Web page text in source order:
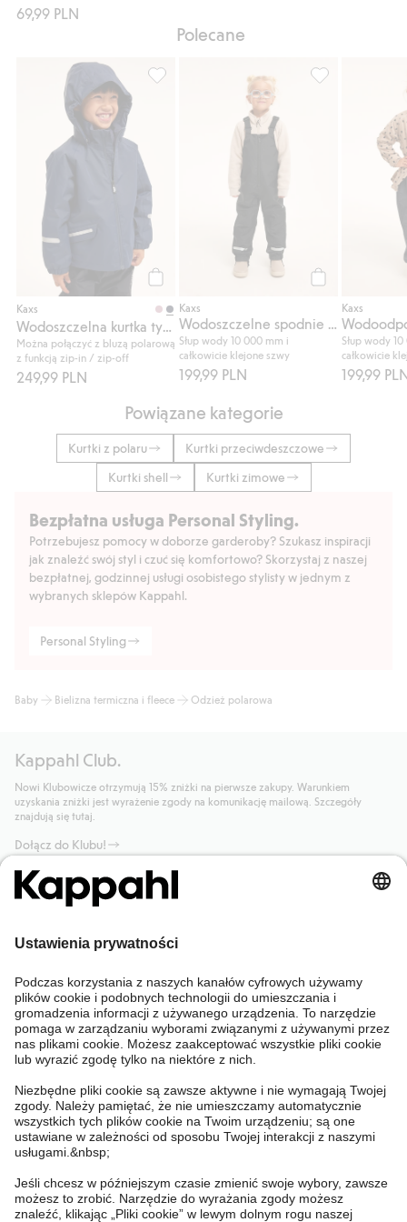
69,99 PLN
Polecane
Kaxs
Można połączyć z bluzą polarową
z funkcją zip-in / zip-off
249,99 PLN
Wodoszczelna kurtka typu shell zip-in /
Kaxs
Słup wody 10 000 mm i
całkowicie klejone szwy
199,99 PLN
Kaxs
Słup wody
całkowicie
199,99
Powiązane kategorie
Kurtki z polaru
Kurtki przeciwdeszczowe
Kurtki shell
Kurtki zimowe
Bezpłatna usługa Personal Styling.
Potrzebujesz pomocy w doborze garderoby? Szukasz inspiracji
jak znaleźć swój styl i czuć się komfortowo? Skorzystaj z naszej
bezpłatnej, godzinnej usługi osobistego stylisty w jednym z
wybranych sklepów Kappahl.
Personal Styling
Baby Bielizna termiczna i fleece Odzież polarowa
Kappahl Club.
Nowi Klubowicze otrzymują 15% zniżki na pierwsze zakupy. Warunkiem
uzyskania zniżki jest wyrażenie zgody na komunikację mailową. Szczegóły
znajdują się tutaj.
Dołącz do Klubu!
Potrzebujesz pomocy?
Sklep internetowy
Częste pytania
Twoje zamówienie
Skontaktuj się z nami
Kappahl Club
Mój profil
Kappahl Club
Warunki członkostwa
O nas
O Kappahl Group
Zrównoważony rozwój
Warunki i zasady
Ogólne warunki zakupu
Więcej od nas